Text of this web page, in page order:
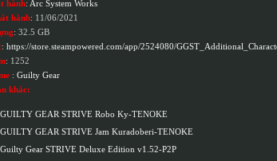
hành: Arc System Works
hành: 11/06/2021
: 32.5 GB
: https://store.steampowered.com/app/2524080/
: 1252
: Guilty Gear
khác:
GUILTY GEAR STRIVE Robo Ky-TENOKE
GUILTY GEAR STRIVE Jam Kuradoberi-TENOKE
Guilty Gear STRIVE Deluxe Edition v1.52-P2P